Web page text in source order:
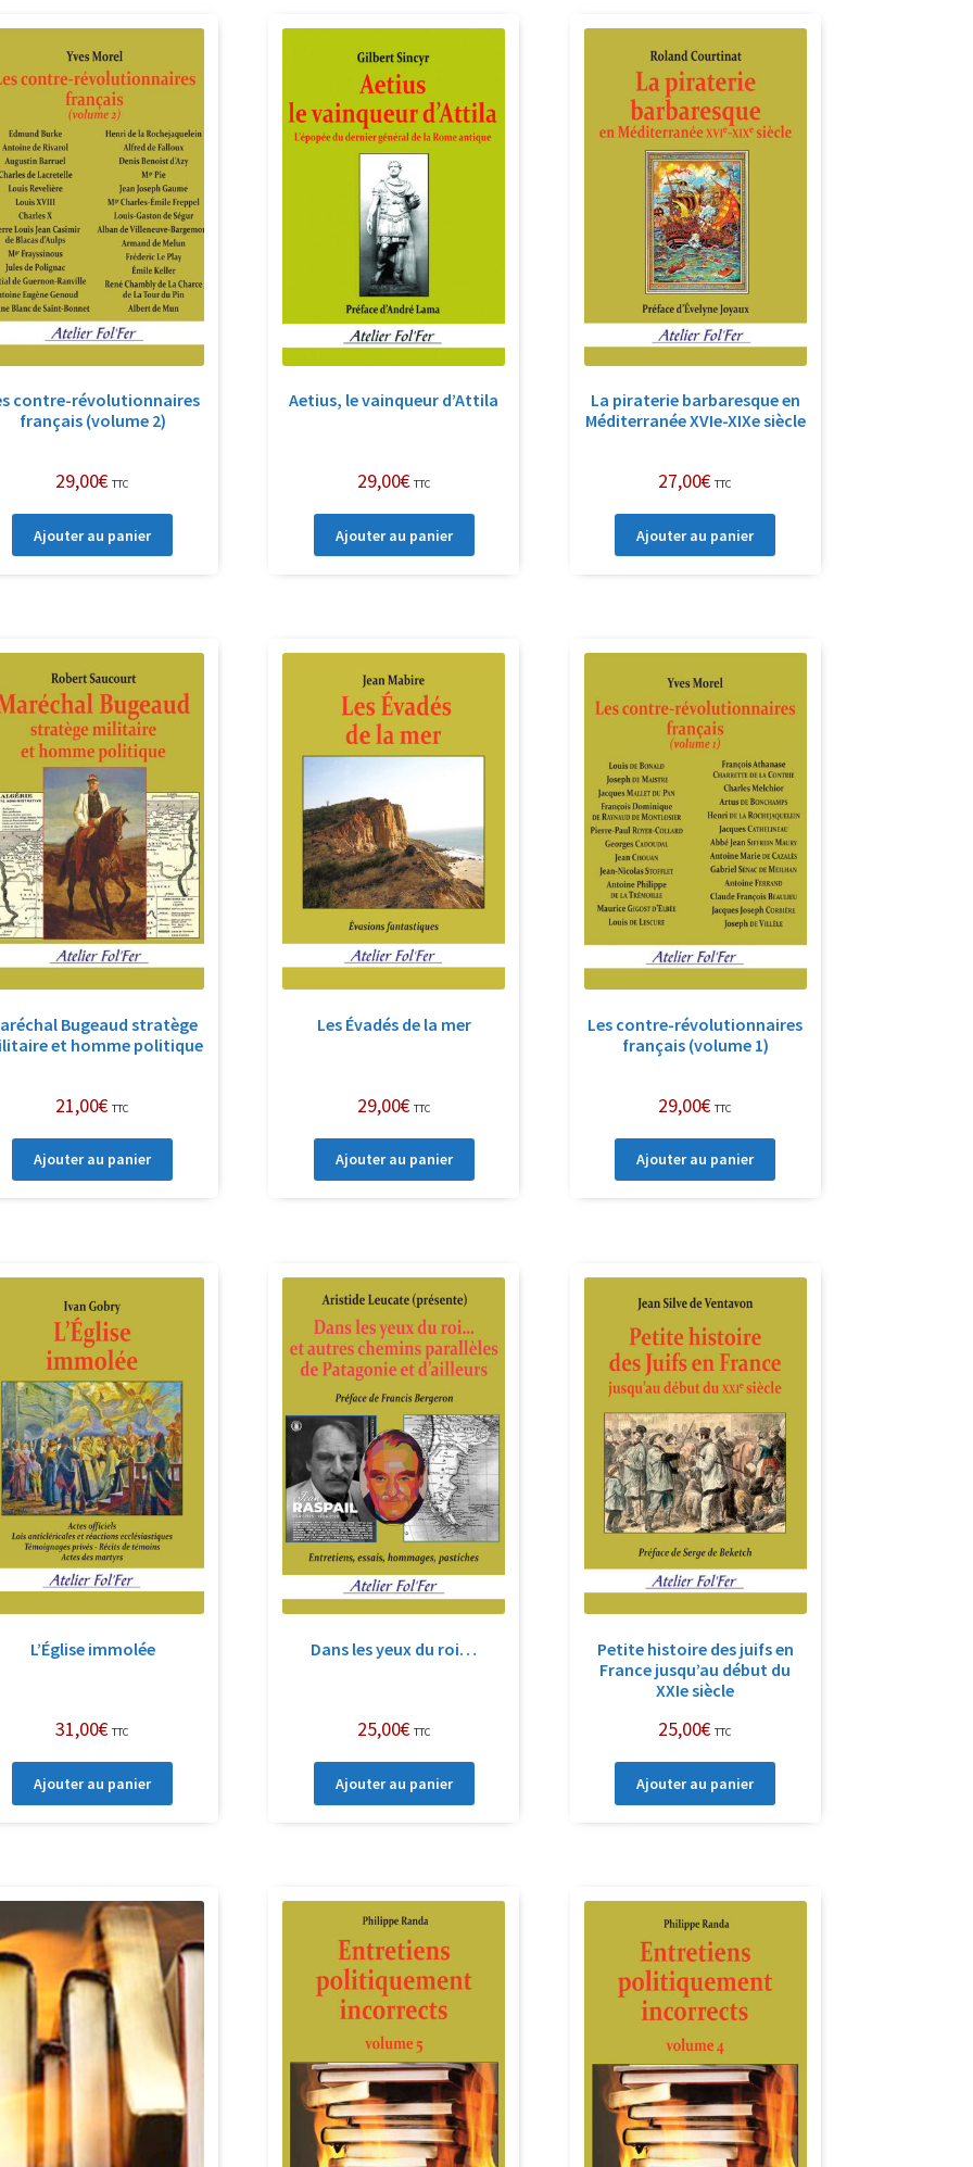
contre-révolutionnaires
français (volume 2)
29,00€ TTC
Ajouter au panier
Aetius, le vainqueur d’Attila
29,00€ TTC
Ajouter au panier
La piraterie barbaresque en
Méditerranée XVIe-XIXe siècle
27,00€ TTC
Ajouter au panier
Bugeaud stratège
et homme politique
21,00€ TTC
Ajouter au panier
Les Évadés de la mer
29,00€ TTC
Ajouter au panier
Les contre-révolutionnaires
français (volume 1)
29,00€ TTC
Ajouter au panier
L’Église immolée
31,00€ TTC
Ajouter au panier
Dans les yeux du roi…
25,00€ TTC
Ajouter au panier
Petite histoire des juifs en
France jusqu’au début du
XXIe siècle
25,00€ TTC
Ajouter au panier